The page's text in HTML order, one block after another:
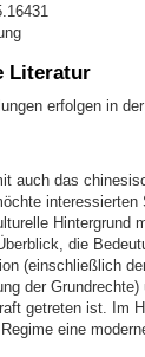
Literatur
erfolgen in
auch das
Hintergrund
die
(einschließlich
der
getreten ist. Im
eine